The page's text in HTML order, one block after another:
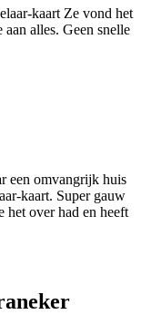
kaart Ze vond het
alles. Geen snelle
een omvangrijk huis
kaart. Super gauw
het over had en heeft